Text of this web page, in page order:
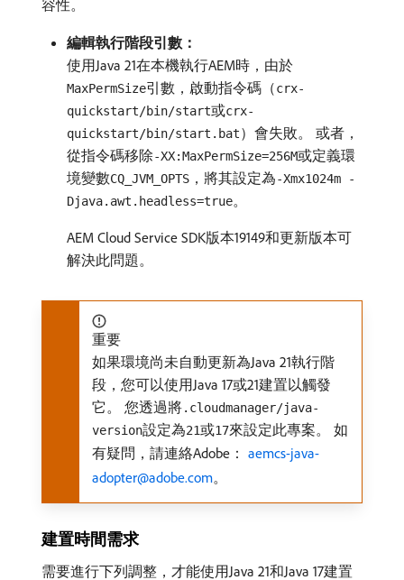
容性。
編輯執行階段引數：
使用Java 21在本機執行AEM時，由於
MaxPermSize引數，啟動指令碼（crx-
quickstart/bin/start或crx-
quickstart/bin/start.bat）會失敗。 或者，
從指令碼移除-XX:MaxPermSize=256M或定義環
境變數CQ_JVM_OPTS ，將其設定為-Xmx1024m -
Djava.awt.headless=true。
AEM Cloud Service SDK版本19149和更新版本可
解決此問題。
重要
如果環境尚未自動更新為Java 21執行階
段，您可以使用Java 17或21建置以觸發
它。 您透過將.cloudmanager/java-
version設定為21或17來設定此專案。 如
有疑問，請連絡Adobe： aemcs-java-
adopter@adobe.com。
建置時間需求
需要進行下列調整，才能使用Java 21和Java 17建置